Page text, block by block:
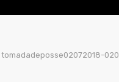
tomadadeposse02072018-020